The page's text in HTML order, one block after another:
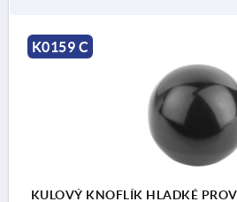
K0159 C
KULOVÝ KNOFLÍK HLADKÉ